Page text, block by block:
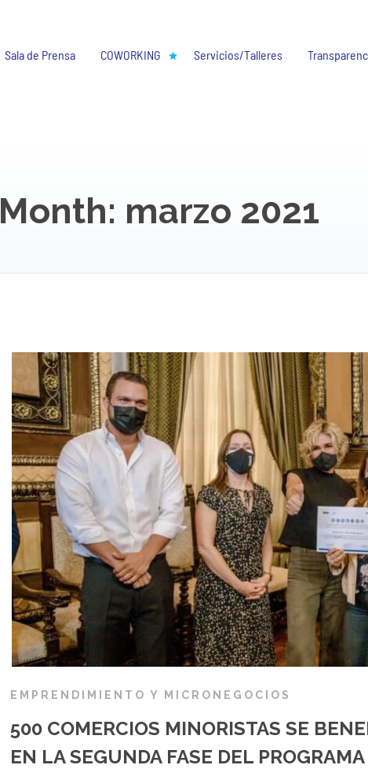
Sala de Prensa COWORKING Servicios/Talleres
Month: marzo 2021
EMPRENDIMIENTO Y MICRONEGOCIOS
500 COMERCIOS MINORISTAS SE
EN LA SEGUNDA FASE DEL